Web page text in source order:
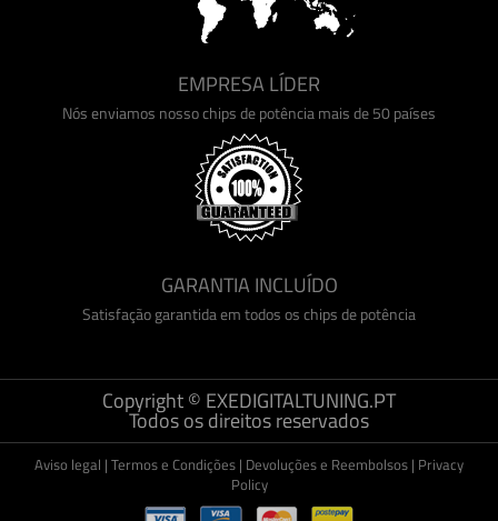
EMPRESA LÍDER
Nós enviamos nosso chips de potência mais de 50 países
GARANTIA INCLUÍDO
Satisfação garantida em todos os chips de potência
Copyright © EXEDIGITALTUNING.PT
Todos os direitos reservados
Aviso legal | Termos e Condições | Devoluções e Reembolsos | Privacy
Policy